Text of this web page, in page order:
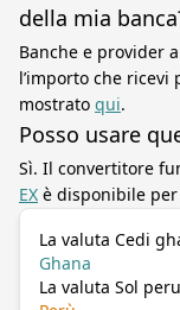
della mia
Banche e provider
l’importo che
mostrato qui.
Posso usare
Sì. Il convertitore
EX è disponibile
La valuta Cedi
Ghana
La valuta Sol